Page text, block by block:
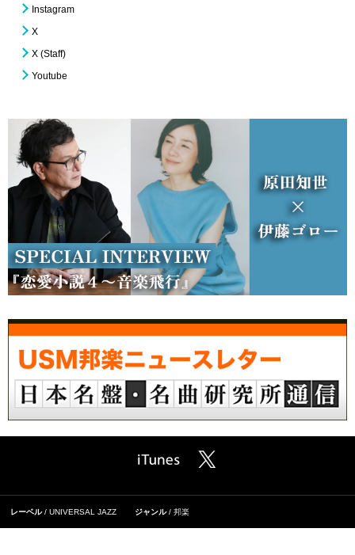
Instagram
X
X (Staff)
Youtube
レーベル UNIVERSAL JAZZ ジャンル 邦楽